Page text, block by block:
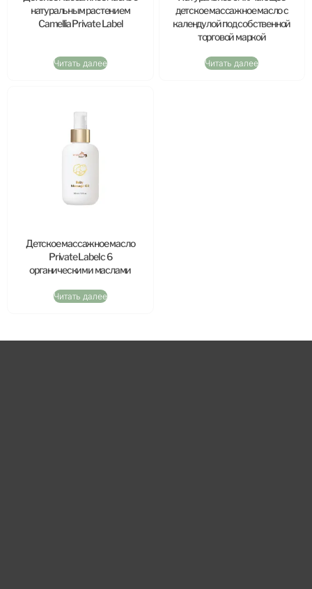
натуральным растением
Camellia Private Label
Читать далее
детское массажное масло с
календулой под собственной
торговой маркой
Читать далее
Детское массажное масло
Private Label с 6
органическими маслами
Читать далее